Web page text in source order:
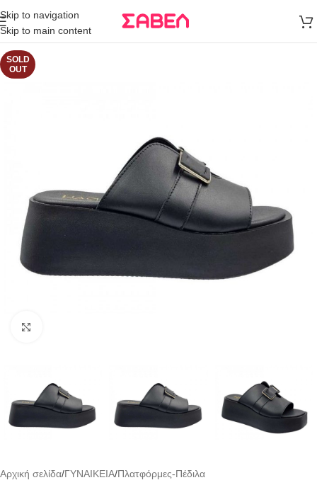
Skip to navigation
Skip to main content
άνω των 80€
Παραγγελία
SOLD
OUT
Αρχική σελίδα/ΓΥΝΑΙΚΕΙΑ/Πλατφόρμες-Πέδιλα